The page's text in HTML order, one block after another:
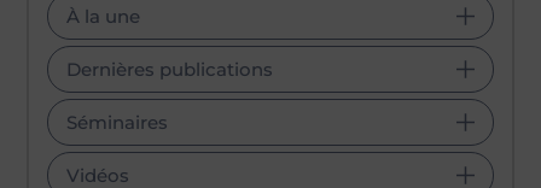
À la une
Dernières publications
Séminaires
Vidéos